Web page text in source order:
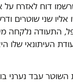
דוח לאזרח על
שני שוטרים
נלקחה
העיתונאי שלו
תיעד ע' את השוטר עבד